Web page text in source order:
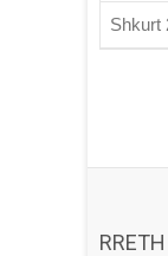
Shkurt